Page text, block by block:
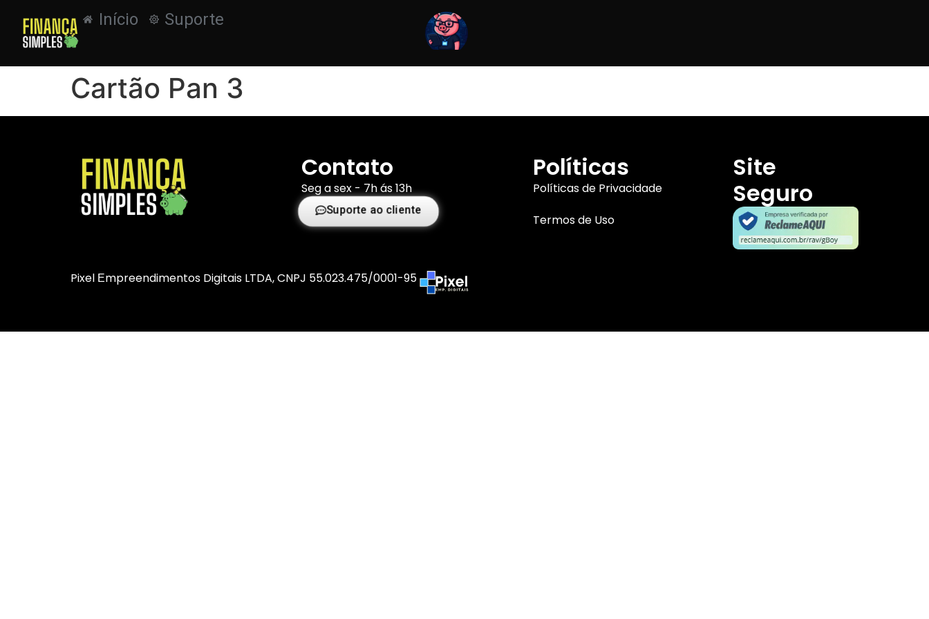
Início Suporte
Cartão Pan 3
Contato
Seg a sex - 7h ás 13h
Suporte ao cliente
Políticas
Políticas de Privacidade
Termos de Uso
Site
Seguro
Pixel Еmpreendimentos Digitais LTDA, CNPJ 55.023.475/0001-95